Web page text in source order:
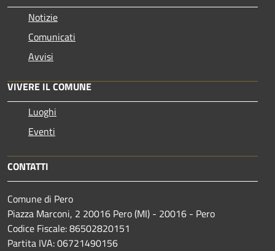
Notizie
Comunicati
Avvisi
VIVERE IL COMUNE
Luoghi
Eventi
CONTATTI
Comune di Pero
Piazza Marconi, 2 20016 Pero (MI) - 20016 - Pero
Codice Fiscale: 86502820151
Partita IVA: 06721490156